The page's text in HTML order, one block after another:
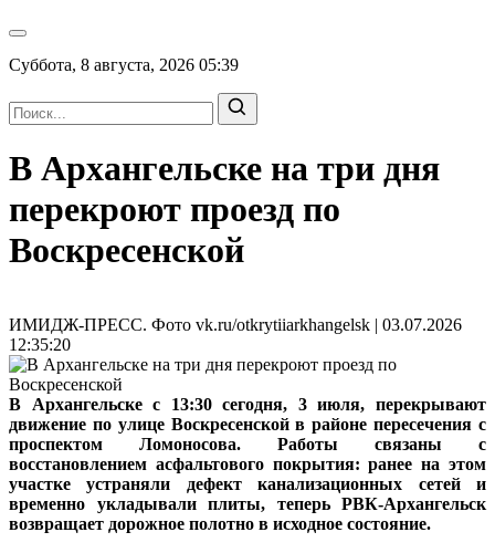
Суббота, 8 августа, 2026 05:39
В Архангельске на три дня
перекроют проезд по
Воскресенской
ИМИДЖ-ПРЕСС. Фото vk.ru/otkrytiiarkhangelsk | 03.07.2026
12:35:20
В Архангельске с 13:30 сегодня, 3 июля, перекрывают
движение по улице Воскресенской в районе пересечения с
проспектом Ломоносова. Работы связаны с
восстановлением асфальтового покрытия: ранее на этом
участке устраняли дефект канализационных сетей и
временно укладывали плиты, теперь РВК-Архангельск
возвращает дорожное полотно в исходное состояние.